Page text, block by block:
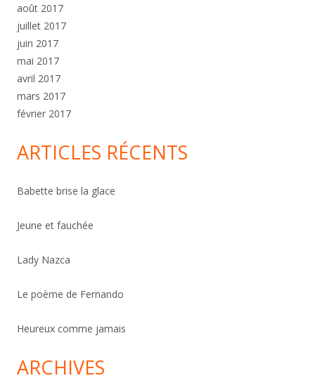
août 2017
juillet 2017
juin 2017
mai 2017
avril 2017
mars 2017
février 2017
ARTICLES RÉCENTS
Babette brise la glace
Jeune et fauchée
Lady Nazca
Le poème de Fernando
Heureux comme jamais
ARCHIVES